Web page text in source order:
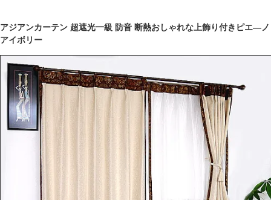
アジアンカーテン 超遮光一級 防音 断熱おしゃれな上飾り付きピエ―ノ
アイボリー